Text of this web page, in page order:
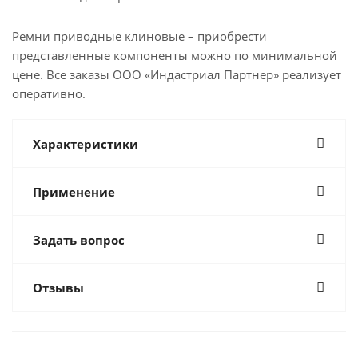
Ремни приводные клиновые – приобрести
представленные компоненты можно по минимальной
цене. Все заказы ООО «Индастриал Партнер» реализует
оперативно.
Характеристики
Применение
Задать вопрос
Отзывы